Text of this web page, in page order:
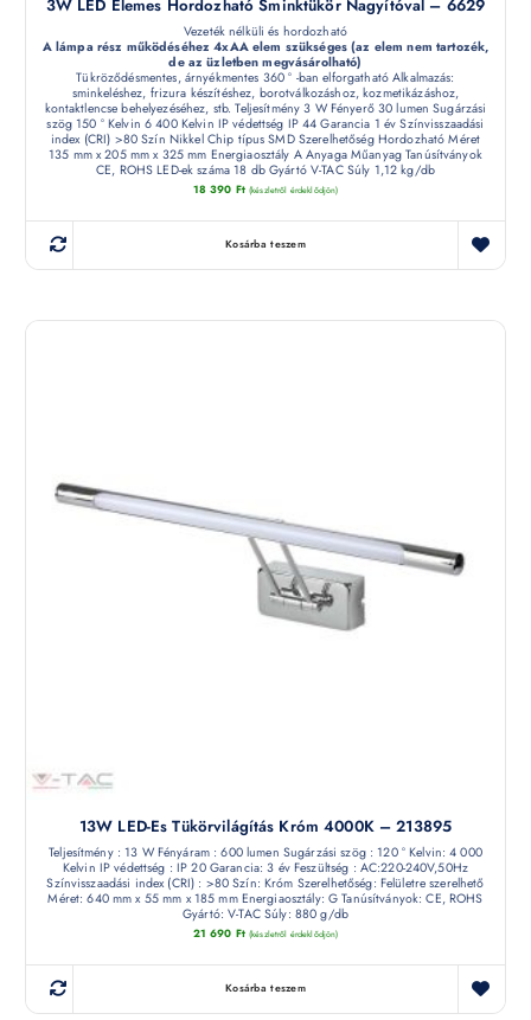
3W LED Elemes Hordozható Sminktükör Nagyítóval – 6629
Vezeték nélküli és hordozható
A lámpa rész működéséhez 4xAA elem szükséges (az elem nem tartozék,
de az üzletben megvásárolható)
Tükröződésmentes, árnyékmentes 360 ° -ban elforgatható Alkalmazás:
sminkeléshez, frizura készítéshez, borotválkozáshoz, kozmetikázáshoz,
kontaktlencse behelyezéséhez, stb. Teljesítmény 3 W Fényerő 30 lumen Sugárzási
szög 150 ° Kelvin 6 400 Kelvin IP védettség IP 44 Garancia 1 év Színvisszaadási
index (CRI) >80 Szín Nikkel Chip típus SMD Szerelhetőség Hordozható Méret
135 mm x 205 mm x 325 mm Energiaosztály A Anyaga Műanyag Tanúsítványok
CE, ROHS LED-ek száma 18 db Gyártó V-TAC Súly 1,12 kg/db
18 390 Ft (készletről érdeklődjön)
Kosárba teszem
13W LED-Es Tükörvilágítás Króm 4000K – 213895
Teljesítmény : 13 W Fényáram : 600 lumen Sugárzási szög : 120 ° Kelvin: 4 000
Kelvin IP védettség : IP 20 Garancia: 3 év Feszültség : AC:220-240V,50Hz
Színvisszaadási index (CRI) : >80 Szín: Króm Szerelhetőség: Felületre szerelhető
Méret: 640 mm x 55 mm x 185 mm Energiaosztály: G Tanúsítványok: CE, ROHS
Gyártó: V-TAC Súly: 880 g/db
21 690 Ft (készletről érdeklődjön)
Kosárba teszem